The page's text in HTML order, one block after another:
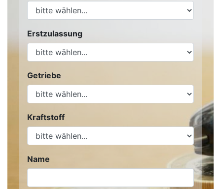
Erstzulassung
Getriebe
Kraftstoff
Name